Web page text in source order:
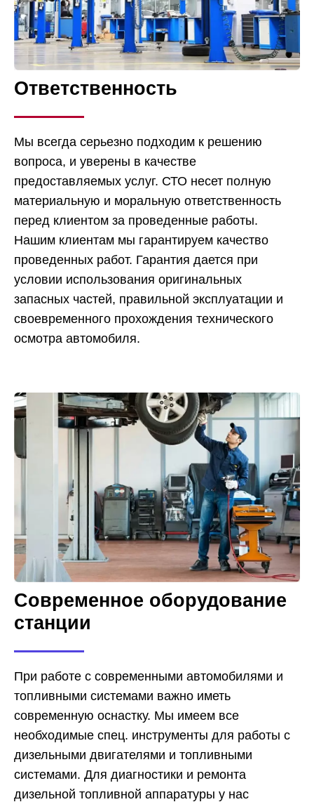
Ответственность
Мы всегда серьезно подходим к решению
вопроса, и уверены в качестве
предоставляемых услуг. СТО несет полную
материальную и моральную ответственность
перед клиентом за проведенные работы.
Нашим клиентам мы гарантируем качество
проведенных работ. Гарантия дается при
условии использования оригинальных
запасных частей, правильной эксплуатации и
своевременного прохождения технического
осмотра автомобиля.
Современное оборудование
станции
При работе с современными автомобилями и
топливными системами важно иметь
современную оснастку. Мы имеем все
необходимые спец. инструменты для работы с
дизельными двигателями и топливными
системами. Для диагностики и ремонта
дизельной топливной аппаратуры у нас